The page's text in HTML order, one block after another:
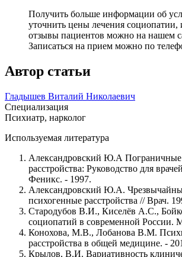
Получить больше информации об
уточнить цены лечения социопатии,
отзывы пациентов можно на нашем
Записаться на прием можно по
Автор статьи
Гладышев Виталий Николаевич
Специализация
Психиатр, нарколог
Используемая литература
Александровский Ю.А Пограничные
расстройства: Руководство для
Феникс. - 1997.
Александровский Ю.А.
психогенные расстройства // Врач.
Стародубов В.И., Киселёв А.С.,
социопатий в современной России.
Конохова, М.В., Лобанова В.М.
расстройства в общей медицине. -
Крылов, В.И. Вариативность